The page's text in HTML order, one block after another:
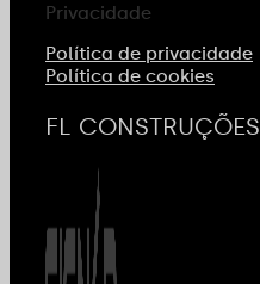
Privacidade
Política de privacidade
Política de cookies
FL CONSTRUÇÕES